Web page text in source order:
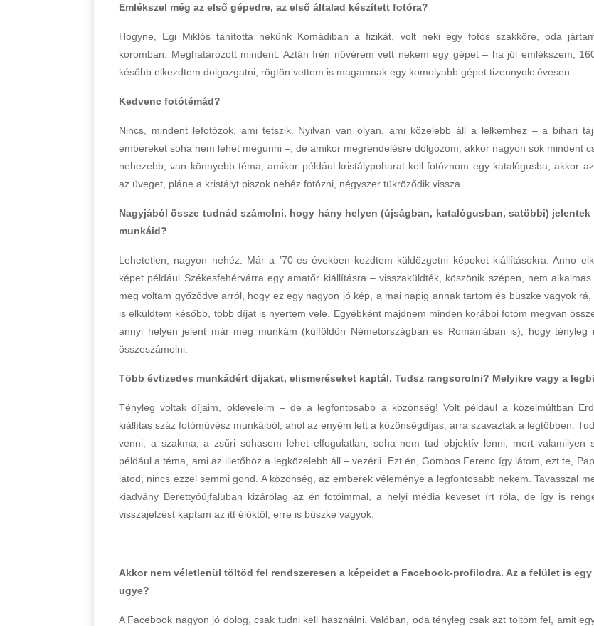
Emlékszel még az első gépedre, az első általad készített fotóra?
Hogyne, Egi Miklós tanította nekünk Komádiban a fizikát, volt neki egy fotós szakköre, oda
koromban. Meghatározott mindent. Aztán Irén nővérem vett nekem egy gépet – ha jól emlékszem,
később elkezdtem dolgozgatni, rögtön vettem is magamnak egy komolyabb gépet tizennyolc évesen.
Kedvenc fotótémád?
Nincs, mindent lefotózok, ami tetszik. Nyilván van olyan, ami közelebb áll a lelkemhez – a bihari
embereket soha nem lehet megunni –, de amikor megrendelésre dolgozom, akkor nagyon sok mindent
nehezebb, van könnyebb téma, amikor például kristálypoharat kell fotóznom egy katalógusba, akkor
az üveget, pláne a kristályt piszok nehéz fotózni, négyszer tükröződik vissza.
Nagyjából össze tudnád számolni, hogy hány helyen (újságban, katalógusban, satöbbi) jelentek
munkáid?
Lehetetlen, nagyon nehéz. Már a ’70-es években kezdtem küldözgetni képeket kiállításokra. Anno
képet például Székesfehérvárra egy amatőr kiállításra – visszaküldték, köszönik szépen, nem
meg voltam győződve arról, hogy ez egy nagyon jó kép, a mai napig annak tartom és büszke vagyok rá,
is elküldtem később, több díjat is nyertem vele. Egyébként majdnem minden korábbi fotóm megvan
annyi helyen jelent már meg munkám (külföldön Németországban és Romániában is), hogy tényleg
összeszámolni.
Több évtizedes munkádért díjakat, elismeréseket kaptál. Tudsz rangsorolni? Melyikre vagy a
Tényleg voltak díjaim, okleveleim – de a legfontosabb a közönség! Volt például a közelmúltban
kiállítás száz fotóművész munkáiból, ahol az enyém lett a közönségdíjas, arra szavaztak a legtöbben.
venni, a szakma, a zsűri sohasem lehet elfogulatlan, soha nem tud objektív lenni, mert valamilyen
például a téma, ami az illetőhöz a legközelebb áll – vezérli. Ezt én, Gombos Ferenc így látom, ezt te,
látod, nincs ezzel semmi gond. A közönség, az emberek véleménye a legfontosabb nekem. Tavasszal
kiadvány Berettyóújfaluban kizárólag az én fotóimmal, a helyi média keveset írt róla, de így is
visszajelzést kaptam az itt élőktől, erre is büszke vagyok.
Akkor nem véletlenül töltöd fel rendszeresen a képeidet a Facebook-profilodra. Az a felület is
ugye?
A Facebook nagyon jó dolog, csak tudni kell használni. Valóban, oda tényleg csak azt töltöm fel, amit